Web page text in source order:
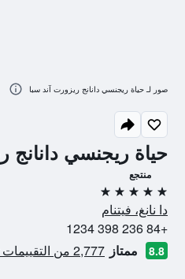
حياة ريجنسي دانانج
منتجع
5 نجوم
دا نانغ، فيتنام
+84 236 398 1234
8.8 ممتاز 2,777 من التقييمات تم التحقق منها
صور لـ حياة ريجنسي دانانج ريزورت آند سبا